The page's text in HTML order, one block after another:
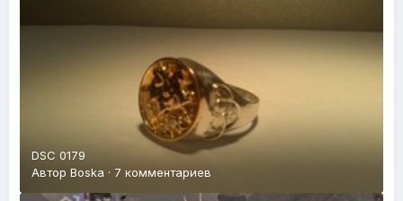
DSC 0179
Автор Boska · 7 комментариев